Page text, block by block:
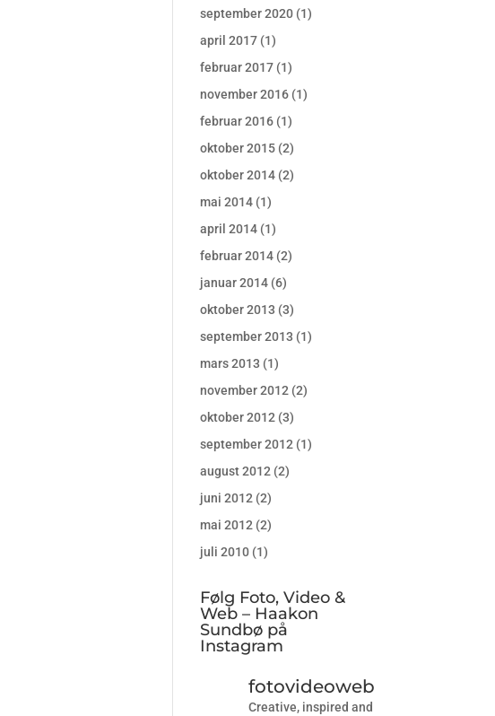
september 2020 (1)
april 2017 (1)
februar 2017 (1)
november 2016 (1)
februar 2016 (1)
oktober 2015 (2)
oktober 2014 (2)
mai 2014 (1)
april 2014 (1)
februar 2014 (2)
januar 2014 (6)
oktober 2013 (3)
september 2013 (1)
mars 2013 (1)
november 2012 (2)
oktober 2012 (3)
september 2012 (1)
august 2012 (2)
juni 2012 (2)
mai 2012 (2)
juli 2010 (1)
Følg Foto, Video &
Web – Haakon
Sundbø på
Instagram
fotovideoweb
Creative, inspired and